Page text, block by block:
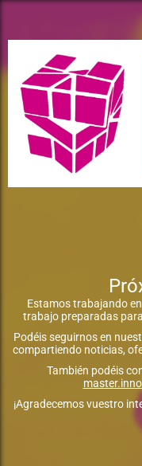
Estamos trabajando
trabajo preparadas
Podéis seguirnos en
compartiendo noticias,
También podéis
¡Agradecemos vuestro